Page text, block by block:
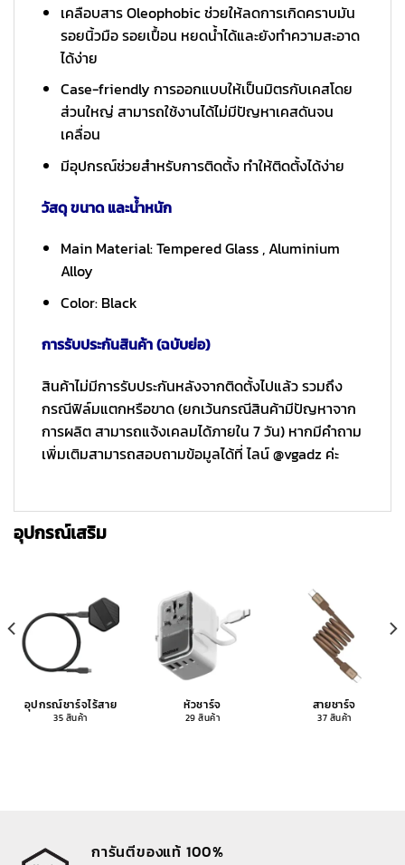
เคลือบสาร Oleophobic ช่วยให้ลดการเกิดคราบมัน
รอยนิ้วมือ รอยเปื้อน หยดน้ำได้และยังทำความสะอาด
ได้ง่าย
Case-friendly การออกแบบให้เป็นมิตรกับเคสโดย
ส่วนใหญ่ สามารถใช้งานได้ไม่มีปัญหาเคสดันจน
เคลื่อน
มีอุปกรณ์ช่วยสำหรับการติดตั้ง ทำให้ติดตั้งได้ง่าย
วัสดุ ขนาด และน้ำหนัก
Main Material: Tempered Glass , Aluminium
Alloy
Color: Black
การรับประกันสินค้า (ฉบับย่อ)
สินค้าไม่มีการรับประกันหลังจากติดตั้งไปแล้ว รวมถึง
กรณีฟิล์มแตกหรือขาด (ยกเว้นกรณีสินค้ามีปัญหาจาก
การผลิต สามารถแจ้งเคลมได้ภายใน 7 วัน) หากมีคำถาม
เพิ่มเติมสามารถสอบถามข้อมูลได้ที่ ไลน์ @vgadz ค่ะ
อุปกรณ์เสริม
อุปกรณ์ชาร์จไร้สาย
35 สินค้า
หัวชาร์จ
29 สินค้า
สายชาร์จ
37 สินค้า
การันตีของแท้ 100%